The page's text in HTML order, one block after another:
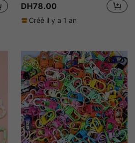
DH78.00
Créé il y a 1 an